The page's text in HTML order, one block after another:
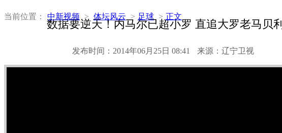
当前位置： 中新视频 > 体坛风云 > 足球 > 正文
数据要逆天！内马尔已超小罗 直追大罗老马贝利
发布时间：2014年06月25日 08:41 来源：辽宁卫视